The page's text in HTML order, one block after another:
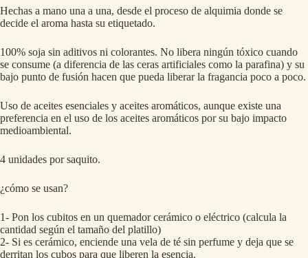
Hechas a mano una a una, desde el proceso de alquimia donde se
decide el aroma hasta su etiquetado.
100% soja sin aditivos ni colorantes. No libera ningún tóxico cuando
se consume (a diferencia de las ceras artificiales como la parafina) y su
bajo punto de fusión hacen que pueda liberar la fragancia poco a poco.
Uso de aceites esenciales y aceites aromáticos, aunque existe una
preferencia en el uso de los aceites aromáticos por su bajo impacto
medioambiental.
4 unidades por saquito.
¿cómo se usan?
1- Pon los cubitos en un quemador cerámico o eléctrico (calcula la
cantidad según el tamaño del platillo)
2- Si es cerámico, enciende una vela de té sin perfume y deja que se
derritan los cubos para que liberen la esencia.